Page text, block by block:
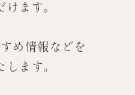
けます。
め情報などを
します。